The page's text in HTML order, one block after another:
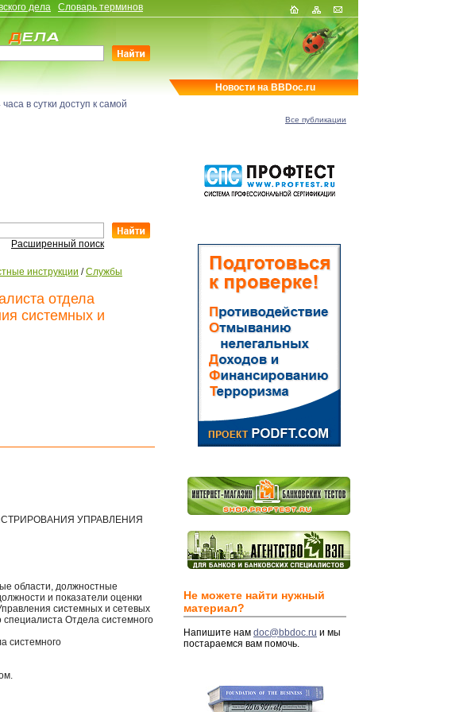
дела
Словарь терминов
в сутки доступ к самой
Расширенный поиск
инструкции /Службы
отдела
системных и
УПРАВЛЕНИЯ
области, должностные
и показатели оценки
системных и сетевых
Отдела системного
системного
Новости на BBDoc.ru
Все публикации
Не можете найти нужный
материал?
Напишите нам doc@bbdoc.ru и мы
постараемся вам помочь.